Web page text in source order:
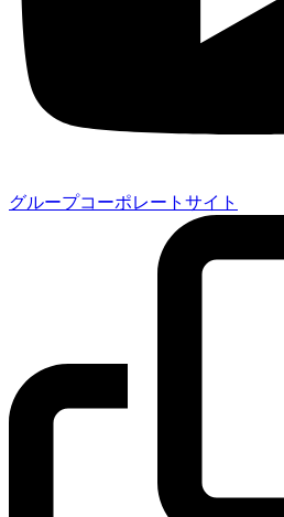
グループコーポレートサイト